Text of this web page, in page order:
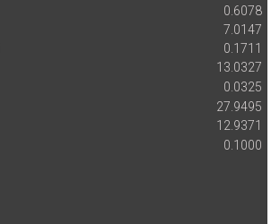
0.6078
7.0147
0.1711
13.0327
0.0325
27.9495
12.9371
0.1000